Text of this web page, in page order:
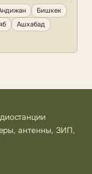
Бишкек
Ашхабад
антенны, ЗИП,